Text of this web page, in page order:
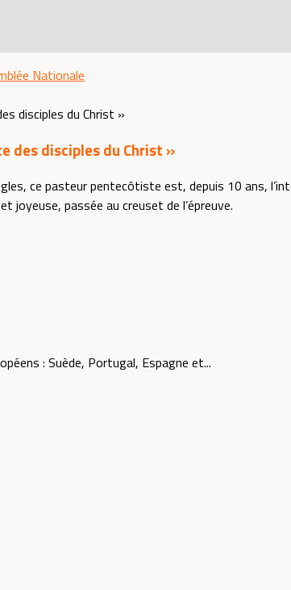
Nationale
des disciples du Christ »
ce pasteur pentecôtiste est, depuis 10 ans,
joyeuse, passée au creuset de l’épreuve.
: Suède, Portugal, Espagne et...